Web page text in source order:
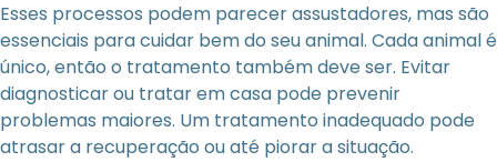
Esses processos podem parecer assustadores, mas são
essenciais para cuidar bem do seu animal. Cada animal é
único, então o tratamento também deve ser. Evitar
diagnosticar ou tratar em casa pode prevenir
problemas maiores. Um tratamento inadequado pode
atrasar a recuperação ou até piorar a situação.